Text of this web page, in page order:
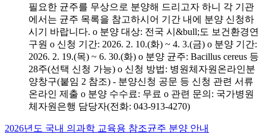
필요한 균주를 무상으로 분양해 드리고자 하니 각 기관
에서는 균주 목록을 참고하시어 기간 내에 분양 신청하
시기 바랍니다. o 분양 대상: 전국 시&bull;도 보건환경연
구원 o 신청 기간: 2026. 2. 10.(화) ~ 4. 3.(금) o 분양 기간:
2026. 2. 19.(목) ~ 6. 30.(화) o 분양 균주: Bacillus cereus 등
28주(선택 신청 가능) o 신청 방법: 병원체자원온라인분
양창구(붙임 2 참조) - 분양신청 공문 등 신청 관련 서류
온라인 제출 o 분양 수수료: 무료 o 관련 문의: 국가병원
체자원은행 담당자(전화: 043-913-4270)
2026년도 국내 의과학 교육용 참조균주 분양 안내